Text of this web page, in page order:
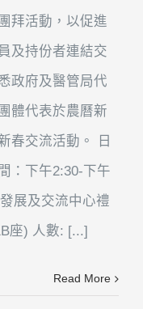
拜活動，以促進
及持份者連結交
政府及醫管局代
體代表於農曆新
春交流活動。 日
：下午2:30-下午
展及交流中心禮
座) 人數: [...]
Read More